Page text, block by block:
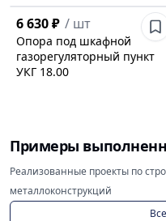
6 630 ₽ / шт
Опора под шкафной
газорегуляторный пункт
УКГ 18.00
Примеры
Реализованные проекты по
металлоконструкций